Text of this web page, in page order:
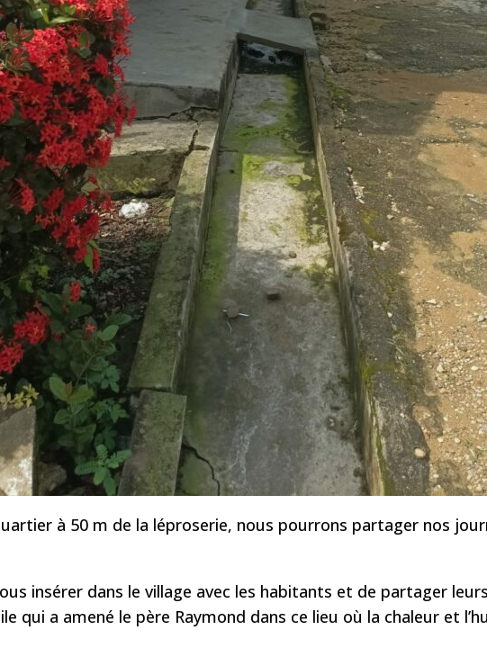
à 50 m de la léproserie, nous pourrons partager nos
insérer dans le village avec les habitants et de partager
qui a amené le père Raymond dans ce lieu où la chaleur et